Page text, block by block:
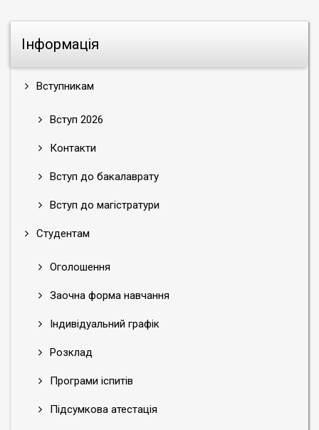
Інформація
Вступникам
Вступ 2026
Контакти
Вступ до бакалаврату
Вступ до магістратури
Студентам
Оголошення
Заочна форма навчання
Індивідуальний графік
Розклад
Програми іспитів
Підсумкова атестація